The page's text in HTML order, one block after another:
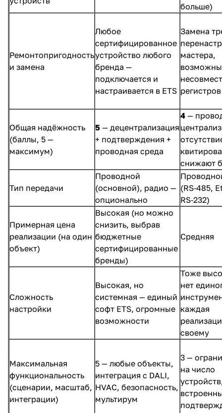
больше)
Ремонтопригодность
и замена
Любое
сертифицированное
устройство любого
бренда —
подключается и
настраивается в ETS
Замена
мастера,
возможны
регистров
Общая надёжность
(баллы, 5 —
максимум)
5 — децентрализация
+ подтверждения +
проводная среда
4 —
снижают
Тип передачи
Проводной
(основной), радио —
опционально
(RS‑485,
RS‑232)
Примерная цена
реализации (на один
объект)
Высокая (но можно
снизить, выбрав
бюджетные
сертифицированные
бренды)
Средняя
Сложность
настройки
Высокая, но
системная — единый
софт ETS, огромные
возможности
Тоже
нет
каждая
своему
Максимальная
функциональность
(сценарии, масштаб,
интеграции)
5 — любые объекты,
интеграция с DALI,
HVAC, безопасность,
мультирум
3 —
на число